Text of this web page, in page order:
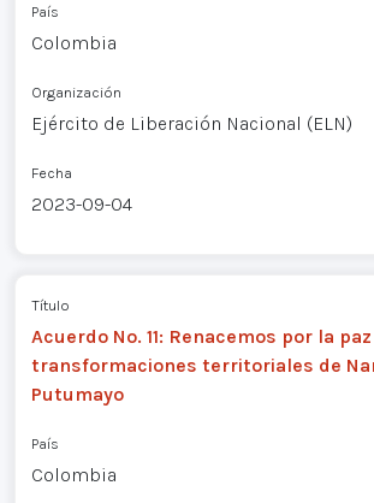
País
Colombia
Organización
Ejército de Liberación Nacional (ELN)
Fecha
2023-09-04
Título
Acuerdo No. 11: Renacemos por la
transformaciones territoriales de
Putumayo
País
Colombia